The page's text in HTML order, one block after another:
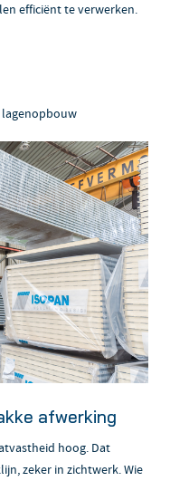
efficiënt te verwerken.
afwerking
hoog. Dat
zeker in zichtwerk. Wie